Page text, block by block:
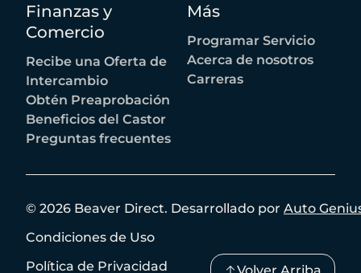
Finanzas y
Comercio
Recibe una Oferta de
Intercambio
Obtén Preaprobación
Beneficios del Castor
Preguntas frecuentes
Más
Programar Servicio
Acerca de nosotros
Carreras
© 2026 Beaver Direct. Desarrollado por Auto
Condiciones de Uso
Política de Privacidad
Volver Arriba